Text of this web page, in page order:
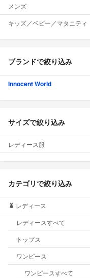
メンズ
キッズ／ベビー／マタニティ
ブランドで絞り込み
Innocent World
サイズで絞り込み
レディース服
カテゴリで絞り込み
レディース
レディースすべて
トップス
ワンピース
ワンピースすべて